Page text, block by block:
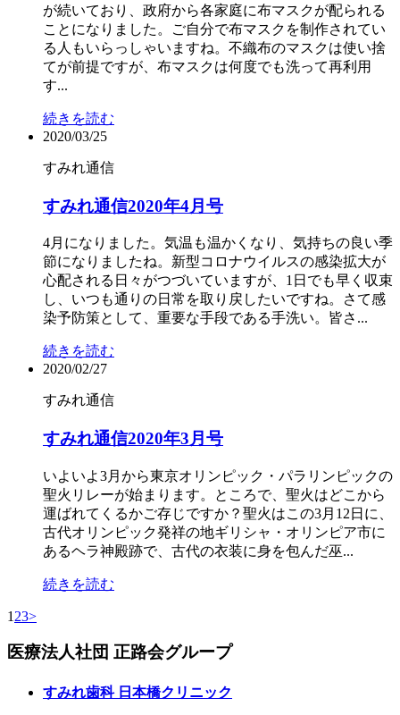
が続いており、政府から各家庭に布マスクが配られる
ことになりました。ご自分で布マスクを制作されてい
る人もいらっしゃいますね。不織布のマスクは使い捨
てが前提ですが、布マスクは何度でも洗って再利用
す...
続きを読む
2020/03/25
すみれ通信
すみれ通信2020年4月号
4月になりました。気温も温かくなり、気持ちの良い季
節になりましたね。新型コロナウイルスの感染拡大が
心配される日々がつづいていますが、1日でも早く収束
し、いつも通りの日常を取り戻したいですね。さて感
染予防策として、重要な手段である手洗い。皆さ...
続きを読む
2020/02/27
すみれ通信
すみれ通信2020年3月号
いよいよ3月から東京オリンピック・パラリンピックの
聖火リレーが始まります。ところで、聖火はどこから
運ばれてくるかご存じですか？聖火はこの3月12日に、
古代オリンピック発祥の地ギリシャ・オリンピア市に
あるヘラ神殿跡で、古代の衣装に身を包んだ巫...
続きを読む
1 23>
医療法人社団 正路会グループ
すみれ歯科 日本橋クリニック